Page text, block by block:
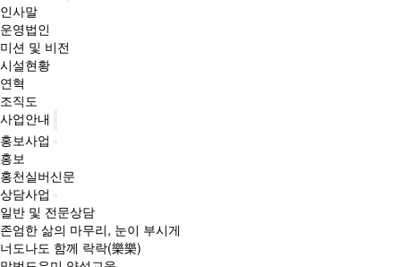
인사말
운영법인
미션 및 비전
시설현황
연혁
조직도
사업안내
홍보사업
홍보
홍천실버신문
상담사업
일반 및 전문상담
존엄한 삶의 마무리, 눈이 부시게
너도나도 함께 락락(樂樂)